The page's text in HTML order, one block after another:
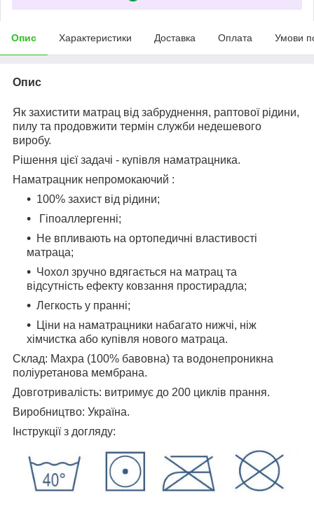
Опис Характеристики Доставка Оплата Умови
Опис
Як захистити матрац від забруднення, раптової рідини,
пилу та продовжити термін служби недешевого
виробу.
Рішення цієї задачі - купівля наматрацника.
Наматрацник непромокаючий :
100% захист від рідини;
Гіпоаллергенні;
Не впливають на ортопедичні властивості
матраца;
Чохол зручно вдягається на матрац та
відсутність ефекту ковзання простирадла;
Легкость у пранні;
Ціни на наматрацники набагато нижчі, ніж
хімчистка або купівля нового матраца.
Склад: Махра (100% бавовна) та водонепроникна
поліуретанова мембрана.
Довготривалість: витримує до 200 циклів прання.
Виробництво: Україна.
Інструкції з догляду: